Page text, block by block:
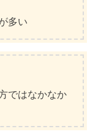
多い
ではなかなか